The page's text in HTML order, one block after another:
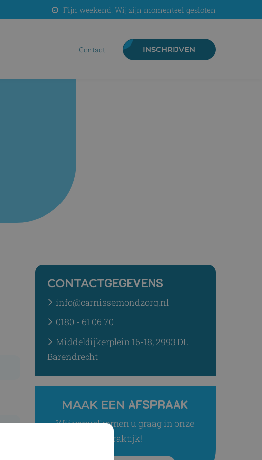
Fijn weekend! Wij zijn momenteel gesloten
contact INSCHRIJVEN
CONTACTGEGEVENS
info@carnissemondzorg.nl
0180 - 61 06 70
Middeldijkerplein 16-18, 2993 DL
Barendrecht
MAAK EEN AFSPRAAK
Wij verwelkomen u graag in onze
praktijk!